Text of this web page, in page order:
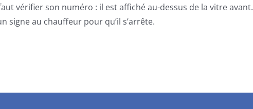
vérifier son numéro : il est affiché au-dessus de la vitre avant.
signe au chauffeur pour qu’il s’arrête.